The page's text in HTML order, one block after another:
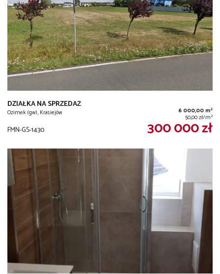
DZIAŁKA NA SPRZEDAŻ
Ozimek (gw), Krasiejów 6 000,00 m2
50,00 zł/m2
FMN-GS-1430 300 000 zł